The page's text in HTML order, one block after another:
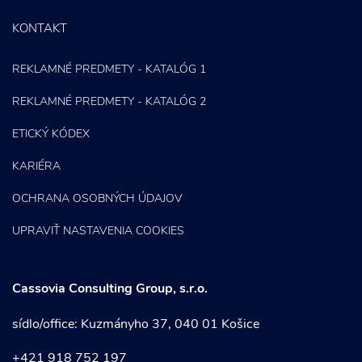
KONTAKT
REKLAMNÉ PREDMETY - KATALÓG 1
REKLAMNÉ PREDMETY - KATALÓG 2
ETICKÝ KÓDEX
KARIÉRA
OCHRANA OSOBNÝCH ÚDAJOV
UPRAVIŤ NASTAVENIA COOKIES
Cassovia Consulting Group, s.r.o.
sídlo/office: Kuzmányho 37, 040 01 Košice
+421 918 752 197